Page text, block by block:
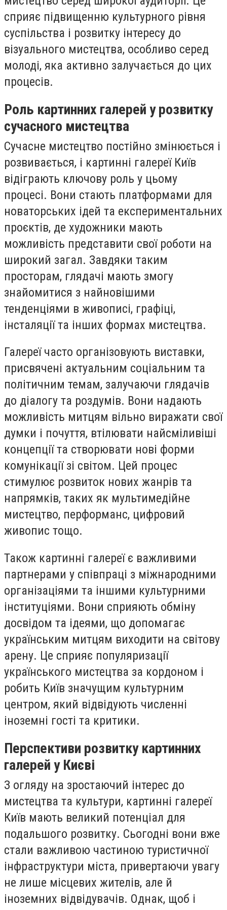
сприяє підвищенню культурного рівня
суспільства і розвитку інтересу до
візуального мистецтва, особливо серед
молоді, яка активно залучається до цих
процесів.
Роль картинних галерей у розвитку
сучасного мистецтва
Сучасне мистецтво постійно змінюється і
розвивається, і картинні галереї Київ
відіграють ключову роль у цьому
процесі. Вони стають платформами для
новаторських ідей та експериментальних
проєктів, де художники мають
можливість представити свої роботи на
широкий загал. Завдяки таким
просторам, глядачі мають змогу
знайомитися з найновішими
тенденціями в живописі, графіці,
інсталяції та інших формах мистецтва.
Галереї часто організовують виставки,
присвячені актуальним соціальним та
політичним темам, залучаючи глядачів
до діалогу та роздумів. Вони надають
можливість митцям вільно виражати свої
думки і почуття, втілювати найсміливіші
концепції та створювати нові форми
комунікації зі світом. Цей процес
стимулює розвиток нових жанрів та
напрямків, таких як мультимедійне
мистецтво, перформанс, цифровий
живопис тощо.
Також картинні галереї є важливими
партнерами у співпраці з міжнародними
організаціями та іншими культурними
інституціями. Вони сприяють обміну
досвідом та ідеями, що допомагає
українським митцям виходити на світову
арену. Це сприяє популяризації
українського мистецтва за кордоном і
робить Київ значущим культурним
центром, який відвідують численні
іноземні гості та критики.
Перспективи розвитку картинних
галерей у Києві
З огляду на зростаючий інтерес до
мистецтва та культури, картинні галереї
Київ мають великий потенціал для
подальшого розвитку. Сьогодні вони вже
стали важливою частиною туристичної
інфраструктури міста, привертаючи увагу
не лише місцевих жителів, але й
іноземних відвідувачів. Однак, щоб і